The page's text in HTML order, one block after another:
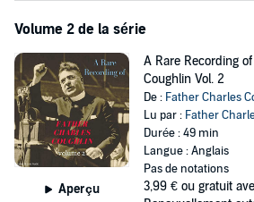
Volume 2 de la série
Aperçu
A Rare Recording
Coughlin Vol. 2
De : Father Charles
Lu par : Father
Durée : 49 min
Langue : Anglais
Pas de notations
3,99 € ou gratuit